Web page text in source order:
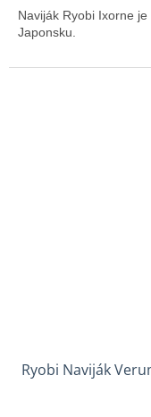
Naviják Ryobi Ixorne
Japonsku.
Ryobi Naviják